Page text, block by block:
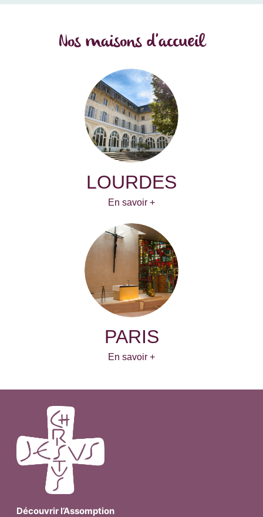
Nos maisons d'accueil
LOURDES
En savoir +
PARIS
En savoir +
Découvrir l’Assomption